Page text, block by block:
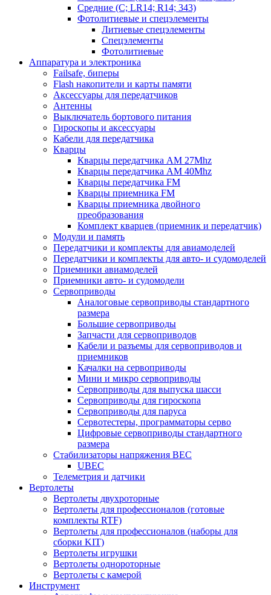
Средние (C; LR14; R14; 343)
Фотолитиевые и спецэлементы
Литиевые спецэлементы
Спецэлементы
Фотолитиевые
Аппаратура и электроника
Failsafe, биперы
Flash накопители и карты памяти
Аксессуары для передатчиков
Антенны
Выключатель бортового питания
Гироскопы и аксессуары
Кабели для передатчика
Кварцы
Кварцы передатчика AM 27Mhz
Кварцы передатчика AM 40Mhz
Кварцы передатчика FM
Кварцы приемника FM
Кварцы приемника двойного
преобразования
Комплект кварцев (приемник и передатчик)
Модули и память
Передатчики и комплекты для авиамоделей
Передатчики и комплекты для авто- и судомоделей
Приемники авиамоделей
Приемники авто- и судомодели
Сервоприводы
Аналоговые сервоприводы стандартного
размера
Большие сервоприводы
Запчасти для сервоприводов
Кабели и разъемы для сервоприводов и
приемников
Качалки на сервоприводы
Мини и микро сервоприводы
Сервоприводы для выпуска шасси
Сервоприводы для гироскопа
Сервоприводы для паруса
Сервотестеры, программаторы серво
Цифровые сервоприводы стандартного
размера
Стабилизаторы напряжения BEC
UBEC
Телеметрия и датчики
Вертолеты
Вертолеты двухроторные
Вертолеты для профессионалов (готовые
комплекты RTF)
Вертолеты для профессионалов (наборы для
сборки KIT)
Вертолеты игрушки
Вертолеты однороторные
Вертолеты с камерой
Инструмент